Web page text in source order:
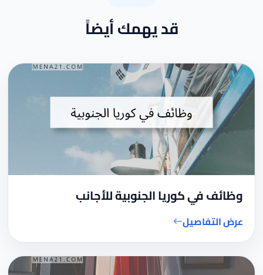
قد يهمك أيضاً
وظائف في كوريا الجنوبية للأجانب
عرض التفاصيل